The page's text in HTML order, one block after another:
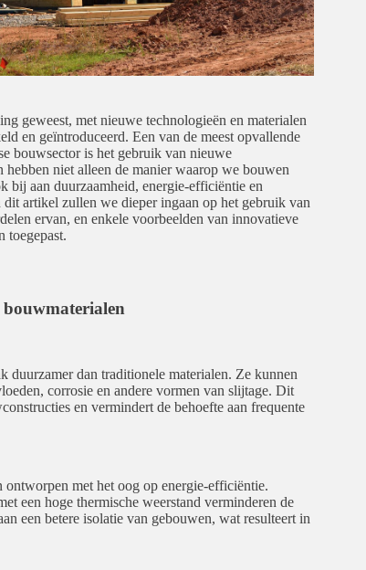
geweest, met nieuwe technologieën en materialen
en geïntroduceerd. Een van de meest opvallende
bouwsector is het gebruik van nieuwe
niet alleen de manier waarop we bouwen
bij aan duurzaamheid, energie-efficiëntie en
artikel zullen we dieper ingaan op het gebruik van
ervan, en enkele voorbeelden van innovatieve
toegepast.
duurzamer dan traditionele materialen. Ze kunnen
corrosie en andere vormen van slijtage. Dit
en vermindert de behoefte aan frequente
met het oog op energie-efficiëntie.
een hoge thermische weerstand verminderen de
een betere isolatie van gebouwen, wat resulteert in